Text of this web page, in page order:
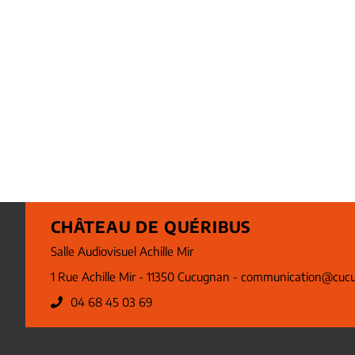
CHÂTEAU DE QUÉRIBUS
Salle Audiovisuel Achille Mir
1 Rue Achille Mir - 11350 Cucugnan -
04 68 45 03 69